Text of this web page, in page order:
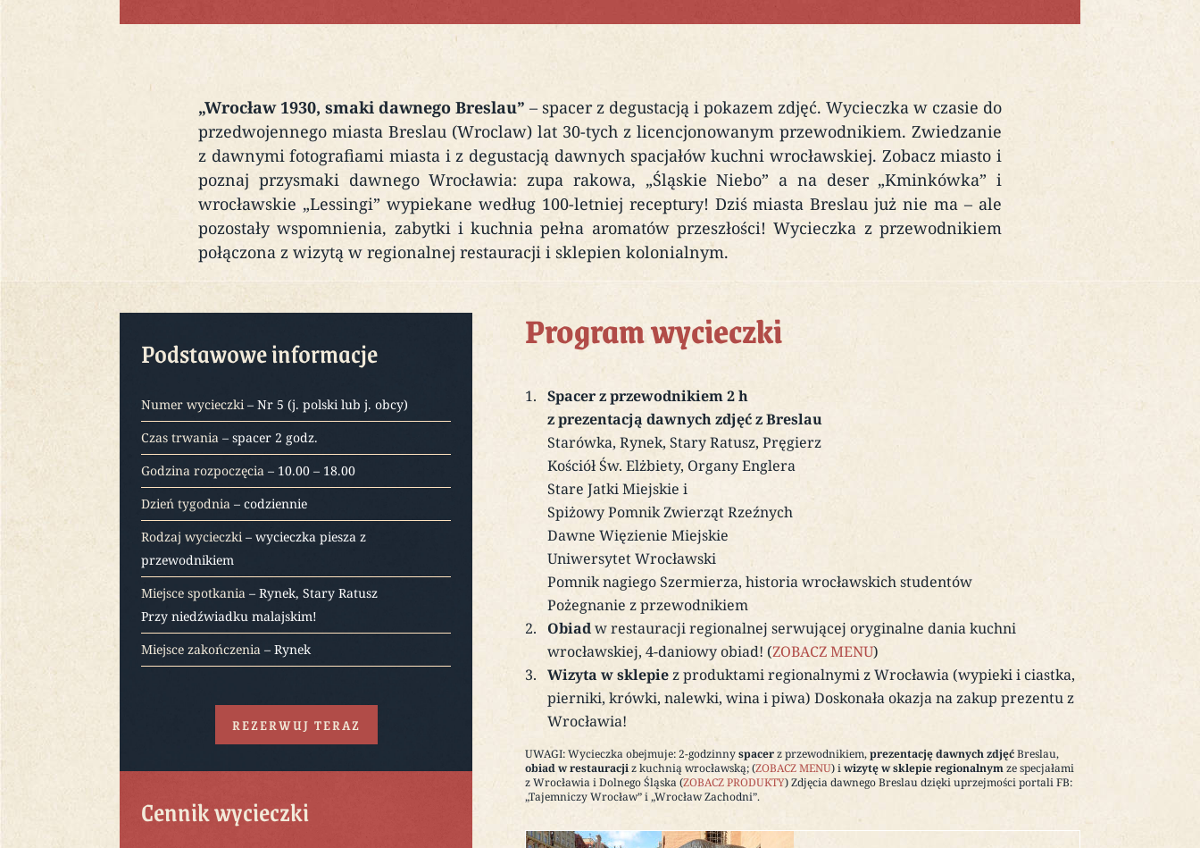
„Wrocław 1930, smaki dawnego Breslau” – spacer z degustacją i pokazem zdjęć. Wycieczka w czasie do
przedwojennego miasta Breslau (Wroclaw) lat 30-tych z licencjonowanym przewodnikiem. Zwiedzanie
z dawnymi fotografiami miasta i z degustacją dawnych spacjałów kuchni wrocławskiej. Zobacz miasto i
poznaj przysmaki dawnego Wrocławia: zupa rakowa, „Śląskie Niebo” a na deser „Kminkówka” i
wrocławskie „Lessingi” wypiekane według 100-letniej receptury! Dziś miasta Breslau już nie ma – ale
pozostały wspomnienia, zabytki i kuchnia pełna aromatów przeszłości! Wycieczka z przewodnikiem
połączona z wizytą w regionalnej restauracji i sklepien kolonialnym.
Podstawowe informacje
Numer wycieczki– Nr 5 (j. polski lub j. obcy)
Czas trwania – spacer 2 godz.
Godzina rozpoczęcia – 10.00 – 18.00
Dzień tygodnia – codziennie
Rodzaj wycieczki– wycieczka piesza z
przewodnikiem
Miejsce spotkania – Rynek, Stary Ratusz
Przy niedźwiadku malajskim!
Miejsce zakończenia – Rynek
REZERWUJ TERAZ
Cennik wycieczki
Program wycieczki
Spacer z przewodnikiem 2 h
z prezentacją dawnych zdjęć z Breslau
Starówka, Rynek, Stary Ratusz, Pręgierz
Kościół Św. Elżbiety, Organy Englera
Stare Jatki Miejskie i
Spiżowy Pomnik Zwierząt Rzeźnych
Dawne Więzienie Miejskie
Uniwersytet Wrocławski
Pomnik nagiego Szermierza, historia wrocławskich studentów
Pożegnanie z przewodnikiem
Obiadw restauracji regionalnej serwującej oryginalne dania kuchni
wrocławskiej, 4-daniowy obiad! (ZOBACZ MENU)
Wizyta w sklepiez produktami regionalnymi z Wrocławia (wypieki i ciastka,
pierniki, krówki, nalewki, wina i piwa) Doskonała okazja na zakup prezentu z
Wrocławia!
UWAGI: Wycieczka obejmuje: 2-godzinnyspacerz przewodnikiem,prezentację dawnych zdjęćBreslau,
obiad w restauracjiz kuchnią wrocławską; (ZOBACZ MENU) iwizytę w sklepie regionalnymze specjałami
z Wrocławia i Dolnego Śląska (ZOBACZ PRODUKTY) Zdjęcia dawnego Breslau dzięki uprzejmości portali FB:
„Tajemniczy Wrocław” i „Wrocław Zachodni”. ​